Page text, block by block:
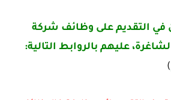
في التقديم على وظائف شركة
عليهم بالروابط التالية:
)